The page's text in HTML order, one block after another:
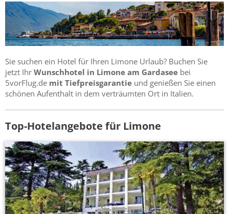
Sie suchen ein Hotel für Ihren Limone Urlaub? Buchen Sie
jetzt Ihr Wunschhotel in Limone am Gardasee bei
5vorFlug.de mit Tiefpreisgarantie und genießen Sie einen
schönen Aufenthalt in dem verträumten Ort in Italien.
Top-Hotelangebote für Limone